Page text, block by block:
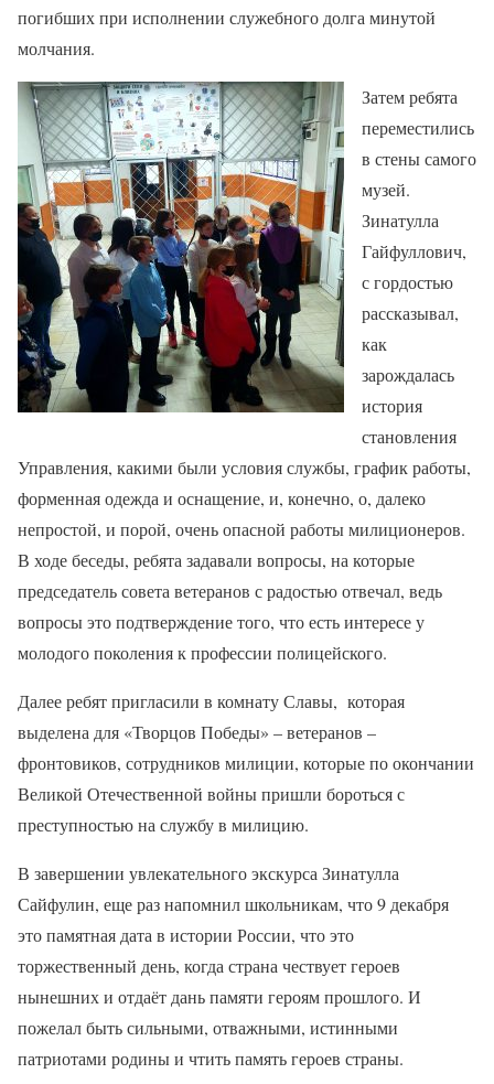
погибших при исполнении служебного долга минутой
молчания.
Затем ребята
переместились
в стены самого
музей.
Зинатулла
Гайфуллович,
с гордостью
рассказывал,
как
зарождалась
история
становления
Управления, какими были условия службы, график работы,
форменная одежда и оснащение, и, конечно, о, далеко
непростой, и порой, очень опасной работы милиционеров.
В ходе беседы, ребята задавали вопросы, на которые
председатель совета ветеранов с радостью отвечал, ведь
вопросы это подтверждение того, что есть интересе у
молодого поколения к профессии полицейского.
Далее ребят пригласили в комнату Славы, которая
выделена для «Творцов Победы» – ветеранов –
фронтовиков, сотрудников милиции, которые по окончании
Великой Отечественной войны пришли бороться с
преступностью на службу в милицию.
В завершении увлекательного экскурса Зинатулла
Сайфулин, еще раз напомнил школьникам, что 9 декабря
это памятная дата в истории России, что это
торжественный день, когда страна чествует героев
нынешних и отдаёт дань памяти героям прошлого. И
пожелал быть сильными, отважными, истинными
патриотами родины и чтить память героев страны.